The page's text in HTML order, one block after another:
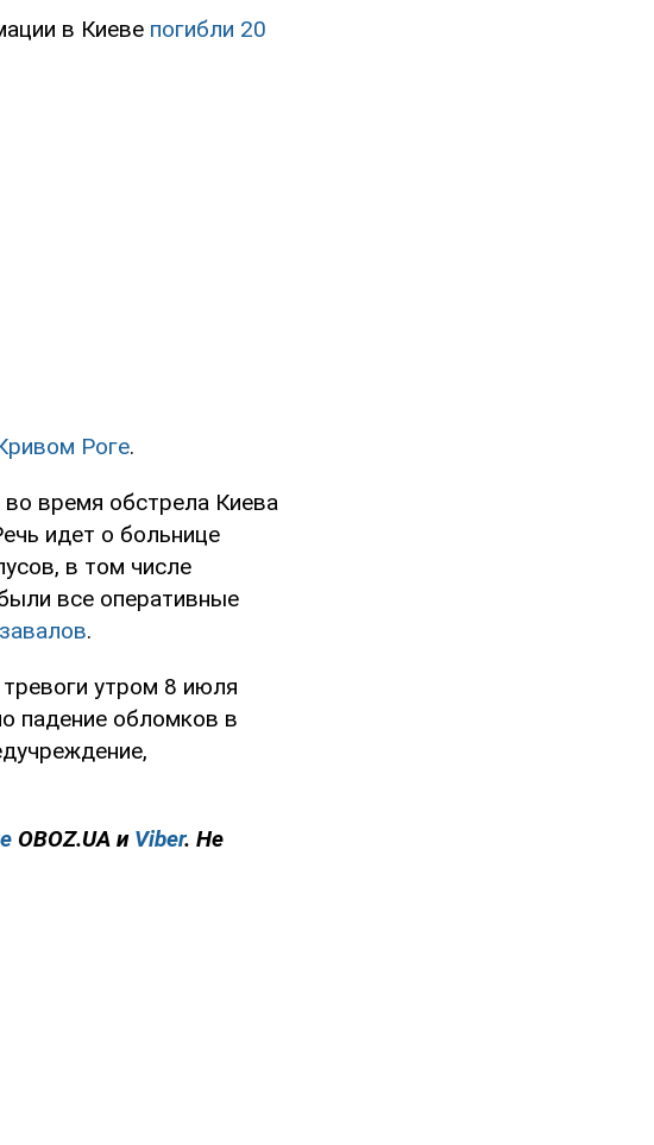
в Киеве погибли 20
Роге.
время обстрела Киева
идет о больнице
в том числе
все оперативные
.
утром 8 июля
падение обломков в
OBOZ.UA и Viber. Не